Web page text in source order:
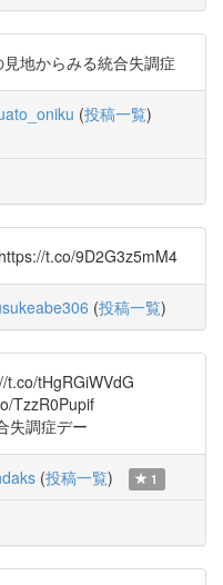
地からみる統合失調症
(投稿一覧)
t.co/9D2G3z5mM4
(投稿一覧)
t.co/tHgRGiWVdG
TzzR0Pupif
失調症デー
(投稿一覧) 1